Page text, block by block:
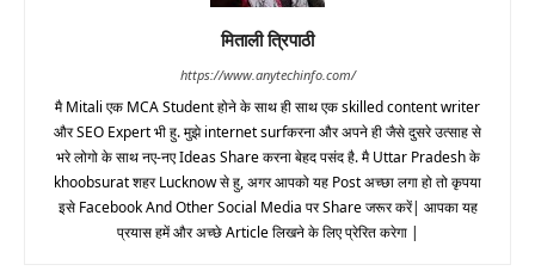
मिताली त्रिपाठी
https://www.anytechinfo.com/
मै Mitali एक MCA Student होने के साथ ही साथ एक skilled content writer
और SEO Expert भी हु. मुझे internet surfकरना और अपने ही जैसे दुसरे उत्साह से
भरे लोगो के साथ नए-नए Ideas Share करना बेहद पसंद है. मै Uttar Pradesh के
khoobsurat शहर Lucknow से हु, अगर आपको यह Post अच्छा लगा हो तो कृपया
इसे Facebook And Other Social Media पर Share जरूर करें| आपका यह
प्रयास हमें और अच्छे Article लिखने के लिए प्रेरित करेगा |